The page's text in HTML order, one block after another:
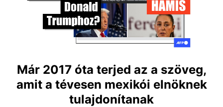
Már 2017 óta terjed az a szöveg,
amit a tévesen mexikói elnöknek
tulajdonítanak